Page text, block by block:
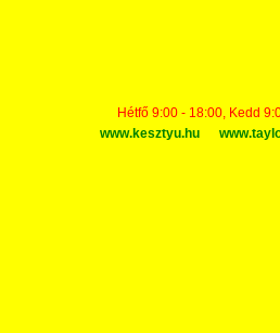
Hétfő 9:00 - 18:00, Kedd
www.kesztyu.hu